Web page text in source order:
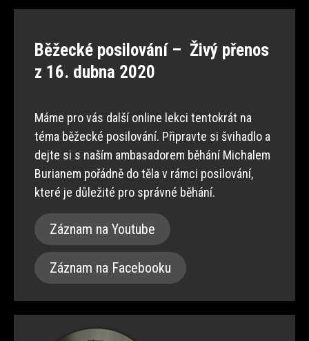
Běžecké posilování – Živý přenos
z 16. dubna 2020
Máme pro vás další online lekci tentokrát na
téma běžecké posilování. Připravte si švihadlo a
dejte si s naším ambasadorem běhání Michalem
Burianem pořádně do těla v rámci posilování,
které je důležité pro správné běhání.
Záznam na Youtube
Záznam na Facebooku